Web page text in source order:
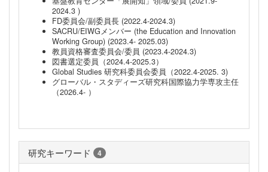
2024.3 )
FD委員会/副委員長 (2022.4-2024.3)
SACRU/EIWGメンバー (the Education and Innovation
Working Group) (2023.4- 2025.03)
教員資格審査委員会/委員 (2023.4-2024.3)
図書選定委員（2024.4-2025.3）
Global Studies 研究科委員会委員（2022.4-2025. 3)
グローバル・スタディーズ研究科国際協力学専攻主任
（2026.4- ）
研究キーワード 4